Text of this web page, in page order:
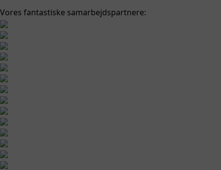
Vores fantastiske samarbejdspartnere: